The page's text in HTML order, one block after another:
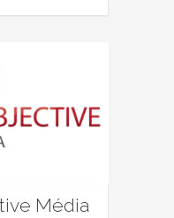
Média